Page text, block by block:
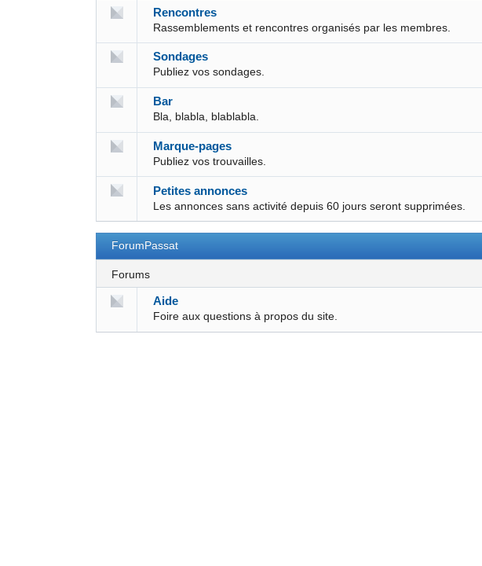
Rencontres
Rassemblements et rencontres organisés par les membres.
Sondages
Publiez vos sondages.
Bar
Bla, blabla, blablabla.
Marque-pages
Publiez vos trouvailles.
Petites annonces
Les annonces sans activité depuis 60 jours seront supprimées.
ForumPassat
Forums
Aide
Foire aux questions à propos du site.